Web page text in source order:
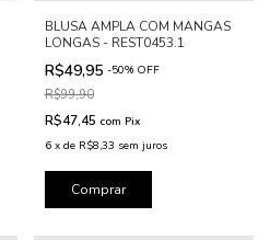
BLUSA AMPLA COM MANGAS
LONGAS - REST0453.1
R$49,95 -50% OFF
R$99,90
R$47,45 com Pix
6 x de R$8,33 sem juros
Comprar